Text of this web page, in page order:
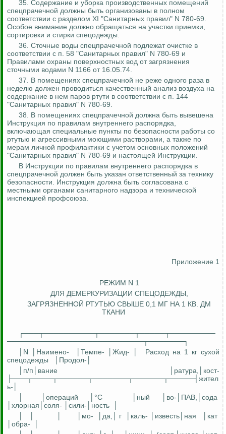
35. Содержание и уборка производственных помещений
спецпрачечной должны быть организованы в полном
соответствии с разделом XI "Санитарных правил" N 780-69.
Особое внимание должно обращаться на участки приемки,
сортировки и стирки спецодежды.
36. Сточные воды спецпрачечной подлежат очистке в
соответствии с п. 58 "Санитарных правил" N 780-69 и
Правилами охраны поверхностных вод от загрязнения
сточными водами N 1166 от 16.05.74.
37. В помещениях спецпрачечной не реже одного раза в
неделю должен проводиться качественный анализ воздуха на
содержание в нем паров ртути в соответствии с п. 144
"Санитарных правил" N 780-69.
38. В помещениях спецпрачечной должна быть вывешена
Инструкция по правилам внутреннего распорядка,
включающая специальные пункты по безопасности работы со
ртутью и агрессивными моющими растворами, а также по
мерам личной профилактики с учетом основных положений
"Санитарных правил" N 780-69 и настоящей Инструкции.
В Инструкции по правилам внутреннего распорядка в
спецпрачечной должен быть указан ответственный за технику
безопасности. Инструкция должна быть согласована с
местными органами санитарного надзора и технической
инспекцией профсоюза.
Приложение 1
РЕЖИМ N 1
ДЛЯ ДЕМЕРКУРИЗАЦИИ СПЕЦОДЕЖДЫ,
ЗАГРЯЗНЕННОЙ РТУТЬЮ СВЫШЕ 0,1 МГ НА 1 КВ. ДМ
ТКАНИ
┌───┬──────────┬───────┬─────┬─────────
───────────────────────────┬───────┐
│N │ Наимено- │Темпе- │Жид- │
Расход на 1 кг сухой
спецодежды
Продол-│
п/п│вание ратура,│ кост-
├───┬────┬──────┬───────┬──────┬─────┤жител
ь-│
│операций │°C ный │во-
ПАВ,│сода
хлорная│соля- │ сили-│ ность
мо- │да,│ г каль- │ известь│ная
│кат
обра-